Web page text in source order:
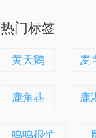
热门标签
黄天鹅 麦
鹿角巷 鹿
鸣鸣很忙